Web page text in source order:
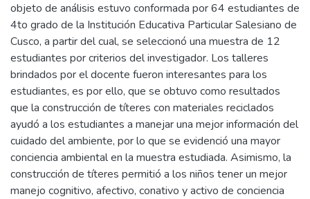
objeto de análisis estuvo conformada por 64 estudiantes de
4to grado de la Institución Educativa Particular Salesiano de
Cusco, a partir del cual, se seleccionó una muestra de 12
estudiantes por criterios del investigador. Los talleres
brindados por el docente fueron interesantes para los
estudiantes, es por ello, que se obtuvo como resultados
que la construcción de títeres con materiales reciclados
ayudó a los estudiantes a manejar una mejor información del
cuidado del ambiente, por lo que se evidenció una mayor
conciencia ambiental en la muestra estudiada. Asimismo, la
construcción de títeres permitió a los niños tener un mejor
manejo cognitivo, afectivo, conativo y activo de conciencia